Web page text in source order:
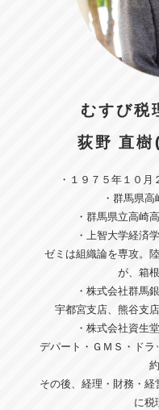
むすび税
荻野 直
・１９７５年１０月
・群馬県高
・群馬県立高崎
・上智大学経済
ゼミは組織論を専攻。
が、箱
・株式会社群馬
宇都宮支店、熊谷支
・株式会社資生
デパート・ＧＭＳ・ド
その後、経理・財務・
に税